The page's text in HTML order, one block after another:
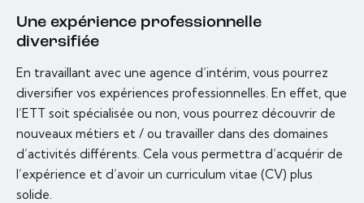
Une expérience professionnelle
diversifiée
En travaillant avec une agence d’intérim, vous pourrez
diversifier vos expériences professionnelles. En effet, que
l’ETT soit spécialisée ou non, vous pourrez découvrir de
nouveaux métiers et / ou travailler dans des domaines
d’activités différents. Cela vous permettra d’acquérir de
l’expérience et d’avoir un curriculum vitae (CV) plus
solide.